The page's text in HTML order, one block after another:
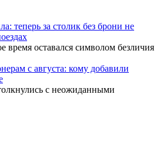
теперь за столик без брони не
время оставался символом безличия
с августа: кому добавили
с неожиданными